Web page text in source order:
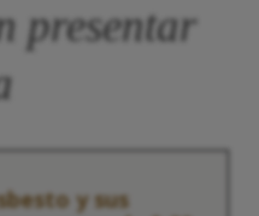
presentar
y sus